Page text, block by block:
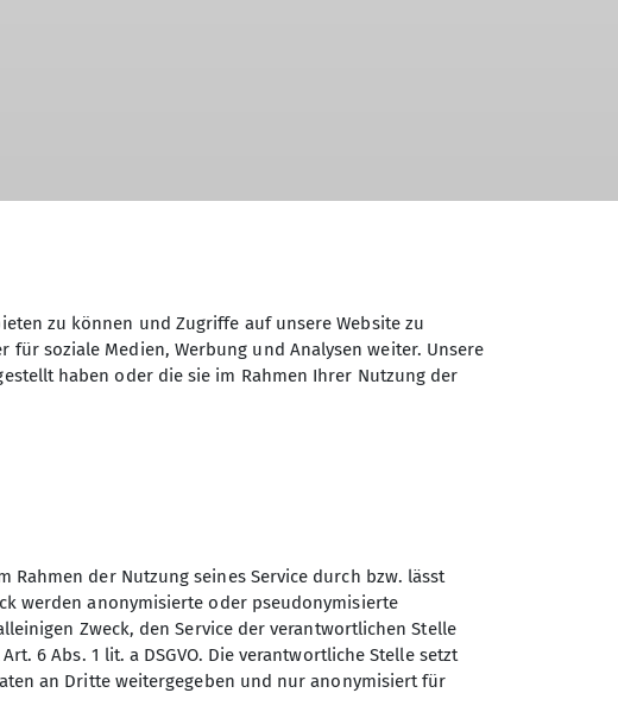
Sektion Karlsruhe des
Deutschen Alpenvereins
(DAV) e.V.
Am Fächerbad 2
zu können und Zugriffe auf unsere Website zu
soziale Medien, Werbung und Analysen weiter. Unsere
haben oder die sie im Rahmen Ihrer Nutzung der
der Nutzung seines Service durch bzw. lässt
werden anonymisierte oder pseudonymisierte
Zweck, den Service der verantwortlichen Stelle
6 Abs. 1 lit. a DSGVO. Die verantwortliche Stelle setzt
an Dritte weitergegeben und nur anonymisiert für